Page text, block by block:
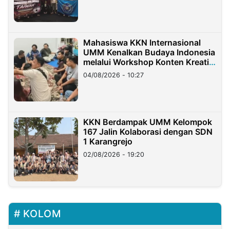
Mahasiswa KKN Internasional
UMM Kenalkan Budaya Indonesia
melalui Workshop Konten Kreatif
di Taiwan
04/08/2026 - 10:27
KKN Berdampak UMM Kelompok
167 Jalin Kolaborasi dengan SDN
1 Karangrejo
02/08/2026 - 19:20
KOLOM